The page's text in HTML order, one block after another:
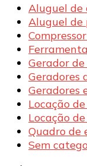
Aluguel de
Aluguel
Gerador
Geradores
Geradores
Locação
Locação
Quadro de
Sem